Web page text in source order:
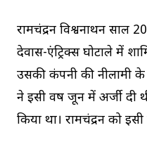
रामचंद्रन विश्वनाथन साल
देवास-एंट्रिक्स घोटाले में
उसकी कंपनी की नीलामी के
ने इसी वर्ष जून में अर्जी दी
किया था। रामचंद्रन को